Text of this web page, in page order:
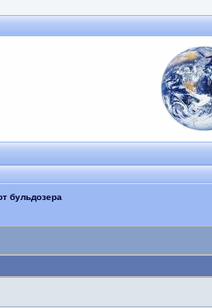
бульдозера